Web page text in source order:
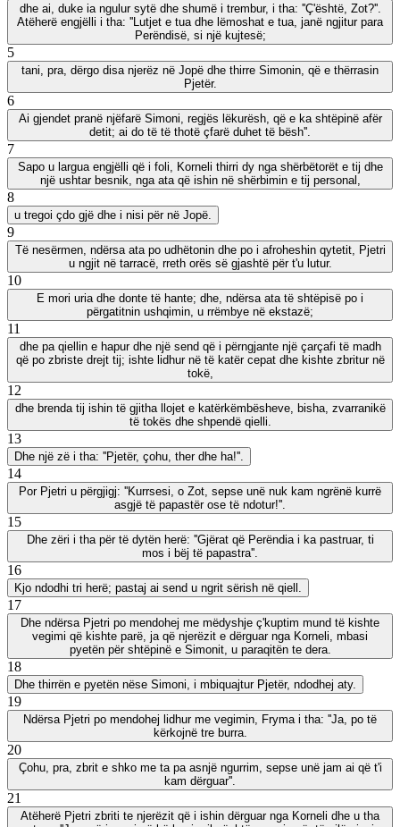
dhe ai, duke ia ngulur sytë dhe shumë i trembur, i tha: ''Ç'është, Zot?''.
Atëherë engjëlli i tha: ''Lutjet e tua dhe lëmoshat e tua, janë ngjitur para
Perëndisë, si një kujtesë;
5
tani, pra, dërgo disa njerëz në Jopë dhe thirre Simonin, që e thërrasin
Pjetër.
6
Ai gjendet pranë njëfarë Simoni, regjës lëkurësh, që e ka shtëpinë afër
detit; ai do të të thotë çfarë duhet të bësh''.
7
Sapo u largua engjëlli që i foli, Korneli thirri dy nga shërbëtorët e tij dhe
një ushtar besnik, nga ata që ishin në shërbimin e tij personal,
8
u tregoi çdo gjë dhe i nisi për në Jopë.
9
Të nesërmen, ndërsa ata po udhëtonin dhe po i afroheshin qytetit, Pjetri
u ngjit në tarracë, rreth orës së gjashtë për t'u lutur.
10
E mori uria dhe donte të hante; dhe, ndërsa ata të shtëpisë po i
përgatitnin ushqimin, u rrëmbye në ekstazë;
11
dhe pa qiellin e hapur dhe një send që i përngjante një çarçafi të madh
që po zbriste drejt tij; ishte lidhur në të katër cepat dhe kishte zbritur në
tokë,
12
dhe brenda tij ishin të gjitha llojet e katërkëmbësheve, bisha, zvarranikë
të tokës dhe shpendë qielli.
13
Dhe një zë i tha: ''Pjetër, çohu, ther dhe ha!''.
14
Por Pjetri u përgjigj: ''Kurrsesi, o Zot, sepse unë nuk kam ngrënë kurrë
asgjë të papastër ose të ndotur!''.
15
Dhe zëri i tha për të dytën herë: ''Gjërat që Perëndia i ka pastruar, ti
mos i bëj të papastra''.
16
Kjo ndodhi tri herë; pastaj ai send u ngrit sërish në qiell.
17
Dhe ndërsa Pjetri po mendohej me mëdyshje ç'kuptim mund të kishte
vegimi që kishte parë, ja që njerëzit e dërguar nga Korneli, mbasi
pyetën për shtëpinë e Simonit, u paraqitën te dera.
18
Dhe thirrën e pyetën nëse Simoni, i mbiquajtur Pjetër, ndodhej aty.
19
Ndërsa Pjetri po mendohej lidhur me vegimin, Fryma i tha: ''Ja, po të
kërkojnë tre burra.
20
Çohu, pra, zbrit e shko me ta pa asnjë ngurrim, sepse unë jam ai që t'i
kam dërguar''.
21
Atëherë Pjetri zbriti te njerëzit që i ishin dërguar nga Korneli dhe u tha